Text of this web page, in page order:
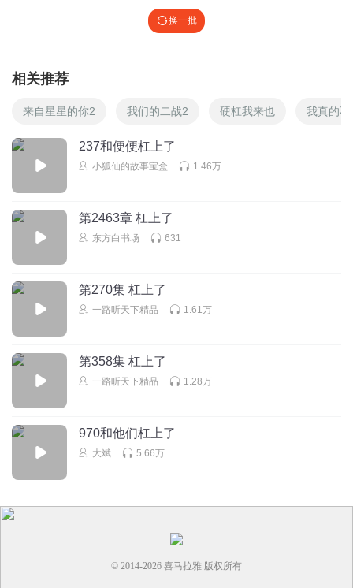
换一批
相关推荐
来自星星的你2 我们的二战2 硬杠我来也 我真的
237和便便杠上了
小狐仙的故事宝盒 1.46万
第2463章 杠上了
东方白书场 631
第270集 杠上了
一路听天下精品 1.61万
第358集 杠上了
一路听天下精品 1.28万
970和他们杠上了
大斌 5.66万
© 2014-2026 喜马拉雅 版权所有